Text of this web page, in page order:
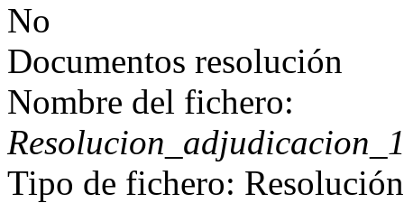
No
Documentos resolución
Nombre del fichero:
Tipo de fichero: